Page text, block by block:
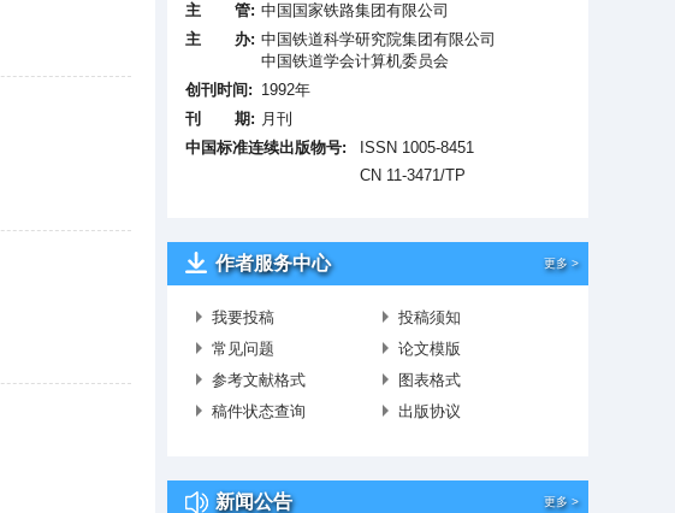
主 管: 中国国家铁路集团有限公司
主 办: 中国铁道科学研究院集团有限公司
中国铁道学会计算机委员会
创刊时间: 1992年
刊 期: 月刊
中国标准连续出版物号:
ISSN 1005-8451
CN 11-3471/TP
作者服务中心 更多 >
我要投稿
投稿须知
常见问题
论文模版
参考文献格式
图表格式
稿件状态查询
出版协议
新闻公告 更多 >